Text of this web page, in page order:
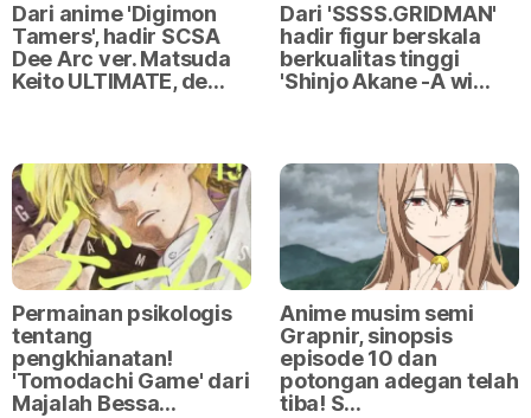
Dari anime 'Digimon
Tamers', hadir SCSA
Dee Arc ver. Matsuda
Keito ULTIMATE, de…
Dari 'SSSS.GRIDMAN'
hadir figur berskala
berkualitas tinggi
'Shinjo Akane -A wi…
Permainan psikologis
tentang
pengkhianatan!
'Tomodachi Game' dari
Majalah Bessa…
Anime musim semi
Grapnir, sinopsis
episode 10 dan
potongan adegan telah
tiba! S…